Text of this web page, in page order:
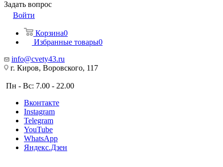
Задать вопрос
Войти
Корзина0
Избранные товары0
info@cvety43.ru
г. Киров, Воровского, 117
Пн - Вс: 7.00 - 22.00
Вконтакте
Instagram
Telegram
YouTube
WhatsApp
Яндекс.Дзен